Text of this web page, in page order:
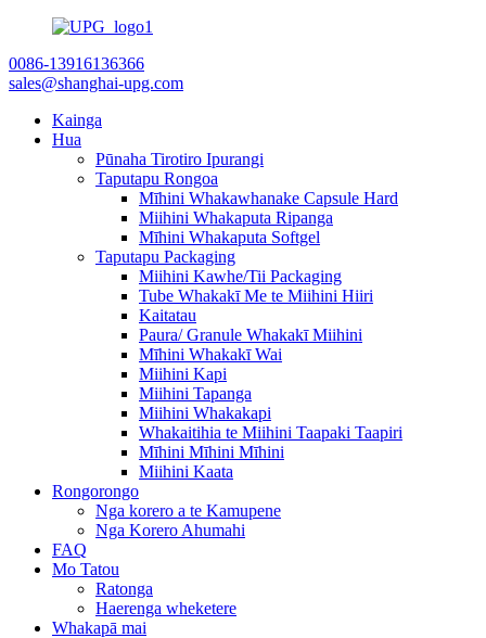
0086-13916136366
sales@shanghai-upg.com
Kainga
Hua
Pūnaha Tirotiro Ipurangi
Taputapu Rongoa
Mīhini Whakawhanake Capsule Hard
Miihini Whakaputa Ripanga
Mīhini Whakaputa Softgel
Taputapu Packaging
Miihini Kawhe/Tii Packaging
Tube Whakakī Me te Miihini Hiiri
Kaitatau
Paura/ Granule Whakakī Miihini
Mīhini Whakakī Wai
Miihini Kapi
Miihini Tapanga
Miihini Whakakapi
Whakaitihia te Miihini Taapaki Taapiri
Mīhini Mīhini Mīhini
Miihini Kaata
Rongorongo
Nga korero a te Kamupene
Nga Korero Ahumahi
FAQ
Mo Tatou
Ratonga
Haerenga wheketere
Whakapā mai